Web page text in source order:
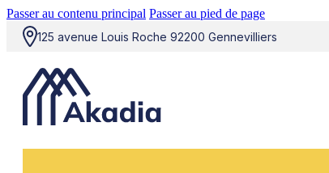
Passer au contenu principal Passer au pied de page
125 avenue Louis Roche 92200 Gennevilliers